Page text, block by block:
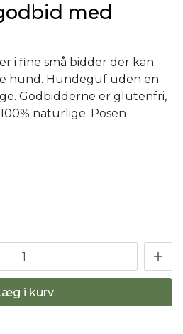
med
i fine små bidder der kan
hund. Hundeguf uden en
Godbidderne er glutenfri,
naturlige. Posen
i kurv